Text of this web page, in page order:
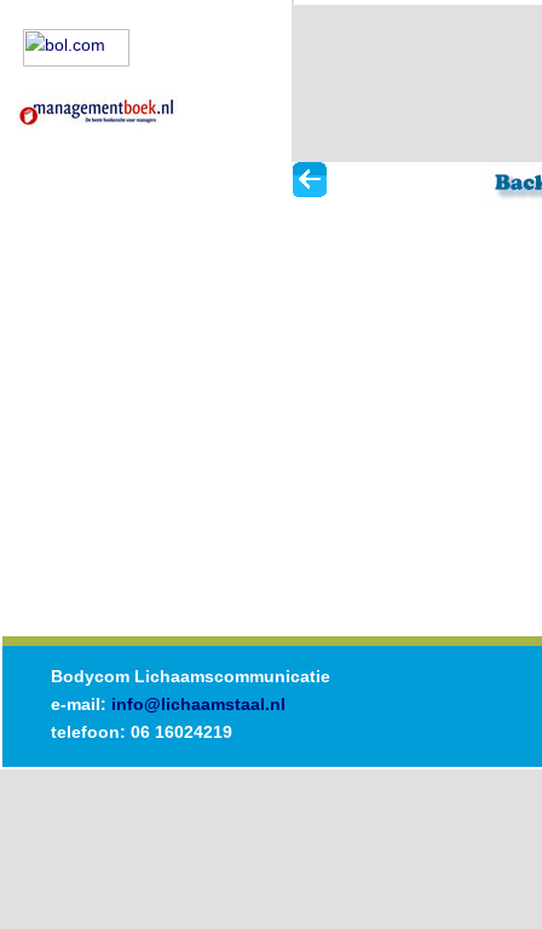
Bodycom Lichaamscommunicatie
e-mail: info@lichaamstaal.nl
telefoon: 06 16024219